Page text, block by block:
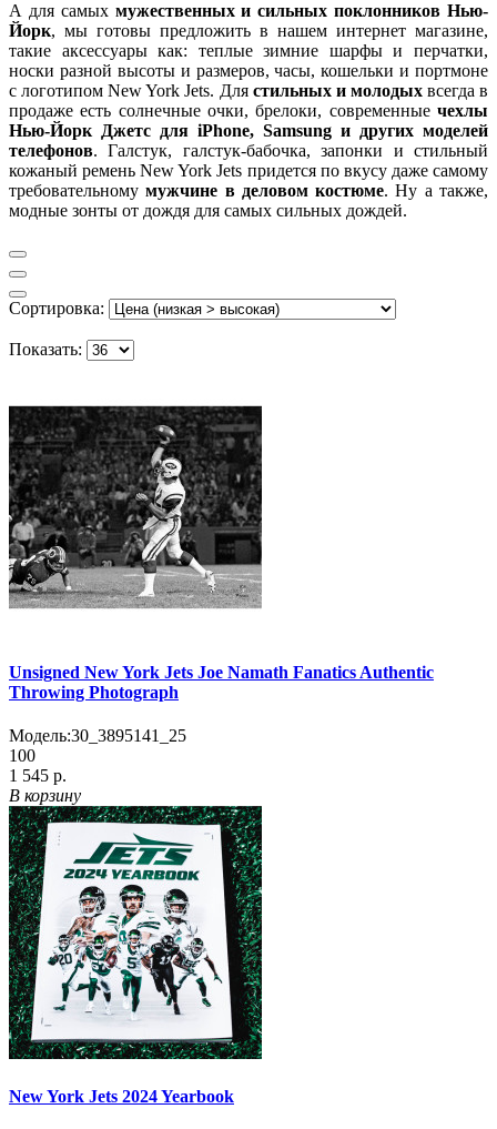
А для самых мужественных и сильных поклонников Нью-
Йорк, мы готовы предложить в нашем интернет магазине,
такие аксессуары как: теплые зимние шарфы и перчатки,
носки разной высоты и размеров, часы, кошельки и портмоне
с логотипом New York Jets. Для стильных и молодыхвсегда в
продаже есть солнечные очки, брелоки, современные чехлы
Нью-Йорк Джетс для iPhone, Samsung и других моделей
телефонов. Галстук, галстук-бабочка, запонки и стильный
кожаный ремень New York Jets придется по вкусу даже самому
требовательномумужчине в деловом костюме. Ну а также,
модные зонты от дождя для самых сильных дождей.
Сортировка:
Показать:
Unsigned New York Jets Joe Namath Fanatics Authentic
Throwing Photograph
Модель:30_3895141_25
100
1 545 р.
В корзину
New York Jets 2024 Yearbook